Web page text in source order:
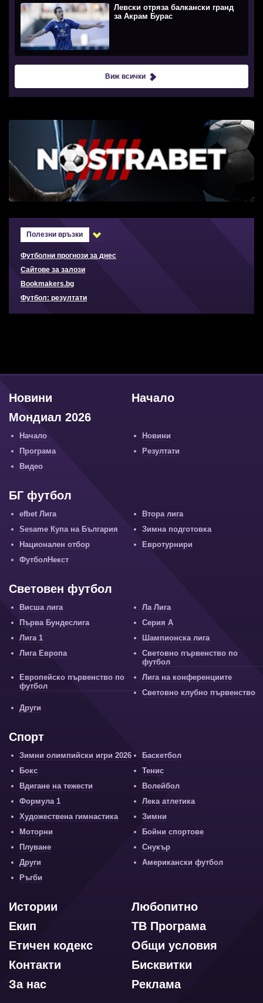
Левски отряза балкански гранд
за Акрам Бурас
Виж всички
Полезни връзки
Футболни прогнози за днес
Сайтове за залози
Bookmakers.bg
Футбол: резултати
Начало
Новини
Мондиал 2026
Начало
Новини
Програма
Резултати
Видео
БГ футбол
efbet Лига
Втора лига
Sesame Купа на България
Зимна подготовка
Национален отбор
Евротурнири
ФутболНекст
Световен футбол
Висша лига
Ла Лига
Първа Бундеслига
Серия А
Лига 1
Шампионска лига
Лига Европа
Световно първенство по
футбол
Европейско първенство по
футбол
Лига на конференциите
Световно клубно първенство
Други
Спорт
Зимни олимпийски игри 2026
Баскетбол
Бокс
Тенис
Вдигане на тежести
Волейбол
Формула 1
Лека атлетика
Художествена гимнастика
Зимни
Моторни
Бойни спортове
Плуване
Снукър
Други
Американски футбол
Ръгби
Любопитно
Истории
ТВ Програма
Екип
Общи условия
Етичен кодекс
Бисквитки
Контакти
Реклама
За нас